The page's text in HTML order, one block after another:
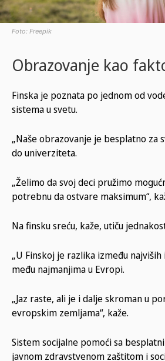
Foto: Freepik
Obrazovanje kao
Finska je poznata po jednom od
sistema u svetu.
„Naše obrazovanje je besplatno za
do univerziteta.
„Želimo da svoj deci pružimo
potrebnu da ostvare maksimum“,
Na finsku sreću, kaže, utiču
„U Finskoj je razlika između
među najmanjima u Evropi.
„Jaz raste, ali je i dalje skroman u
evropskim zemljama“, kaže.
Sistem socijalne pomoći sa
javnom zdravstvenom zaštitom i